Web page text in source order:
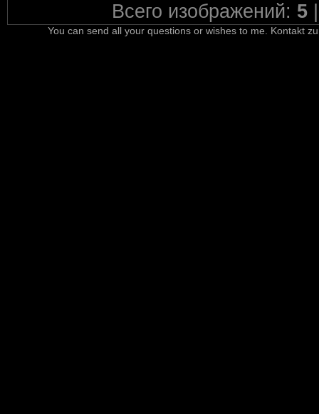
Всего изображений: 5
You can send all your questions or wishes to me. Kontakt